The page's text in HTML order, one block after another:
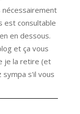
est consultable
en dessous.
et ça vous
je la retire (et
s'il vous